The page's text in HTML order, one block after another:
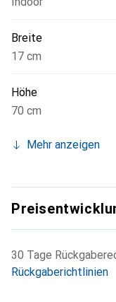
Breite
17 cm
Höhe
70 cm
Mehr anzeigen
30 Tage
Rückgaberichtlinien